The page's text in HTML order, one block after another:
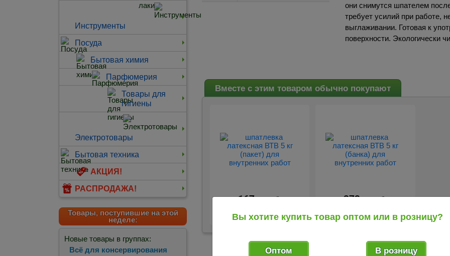
Инструменты
Посуда
Бытовая химия
Парфюмерия
Товары для
гигиены
Электротовары
Бытовая техника
АКЦИЯ!
РАСПРОДАЖА!
Товары, поступившие на этой
неделе:
Новые товары в группах:
Всё для консервирования
они снимутся шпателем
требует усилий при работе,
выглаживании. Готовая к
поверхности. Экологически
Вместе с этим товаром обычно покупают
167.95руб.
5 кг (пакет) для вну...
272.75руб.
5 кг (банка) для вну...
Вы хотите купить товар оптом или в розницу?
Оптом В розницу